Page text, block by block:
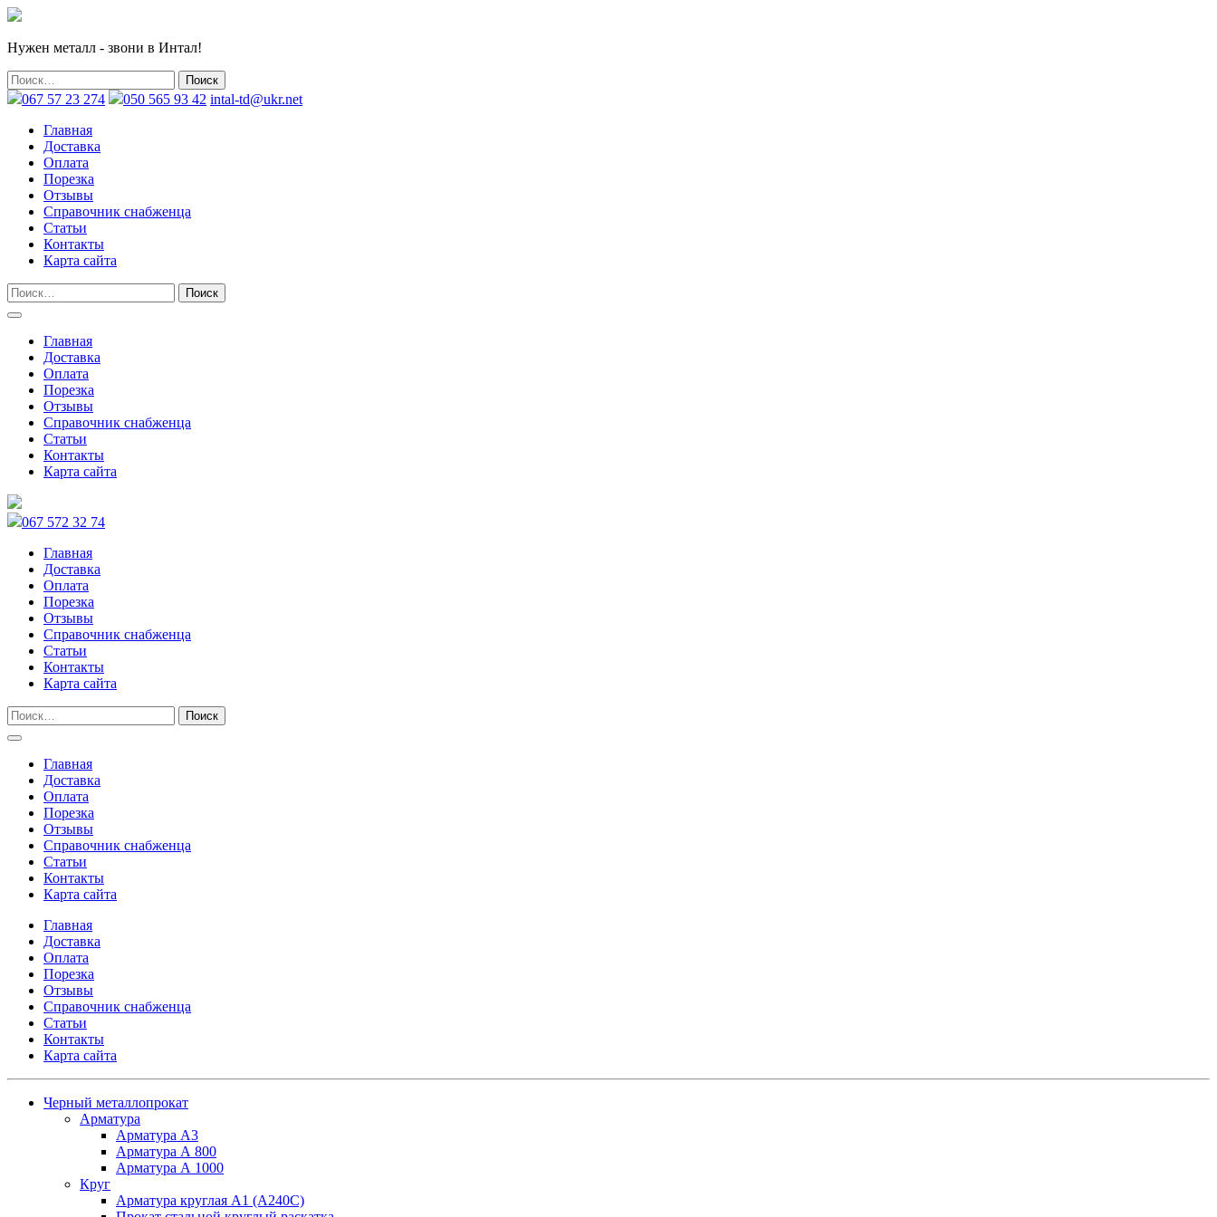
Нужен металл - звони в Интал!
067 57 23 274 050 565 93 42 intal-td@ukr.net
Главная
Доставка
Оплата
Порезка
Отзывы
Справочник снабженца
Статьи
Контакты
Карта сайта
Главная
Доставка
Оплата
Порезка
Отзывы
Справочник снабженца
Статьи
Контакты
Карта сайта
067 572 32 74
Главная
Доставка
Оплата
Порезка
Отзывы
Справочник снабженца
Статьи
Контакты
Карта сайта
Главная
Доставка
Оплата
Порезка
Отзывы
Справочник снабженца
Статьи
Контакты
Карта сайта
Главная
Доставка
Оплата
Порезка
Отзывы
Справочник снабженца
Статьи
Контакты
Карта сайта
Черный металлопрокат
Арматура
Арматура А3
Арматура А 800
Арматура А 1000
Круг
Арматура круглая А1 (А240C)